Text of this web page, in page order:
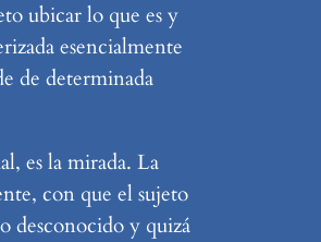
ubicar lo que es y
esencialmente
de determinada
es la mirada. La
con que el sujeto
desconocido y quizá